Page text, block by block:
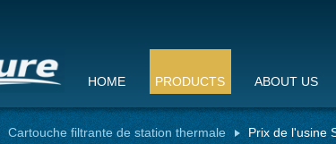
HOME PRODUCTS ABOUT US
Cartouche filtrante de station thermale
Prix de l'usine